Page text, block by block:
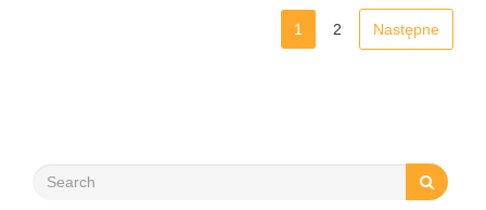
1
2 Następne